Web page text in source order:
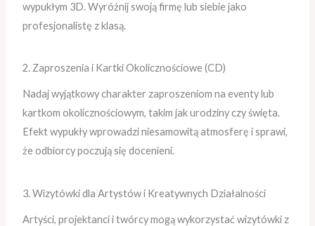
wypukłym 3D. Wyróżnij swoją firmę lub siebie jako
profesjonalistę z klasą.
2. Zaproszenia i Kartki Okolicznościowe (CD)
Nadaj wyjątkowy charakter zaproszeniom na eventy lub
kartkom okolicznościowym, takim jak urodziny czy święta.
Efekt wypukły wprowadzi niesamowitą atmosferę i sprawi,
że odbiorcy poczują się docenieni.
3. Wizytówki dla Artystów i Kreatywnych Działalności
Artyści, projektanci i twórcy mogą wykorzystać wizytówki z